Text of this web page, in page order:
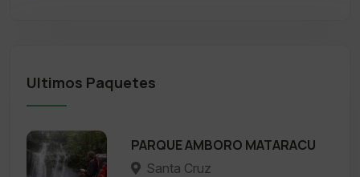
Ultimos Paquetes
PARQUE AMBORO MATARACU
Santa Cruz